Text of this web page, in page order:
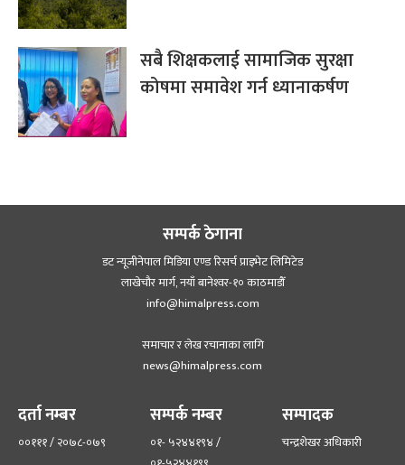
सबै शिक्षकलाई सामाजिक सुरक्षा
कोषमा समावेश गर्न ध्यानाकर्षण
सम्पर्क ठेगाना
डट न्यूजीनेपाल मिडिया एण्ड रिसर्च प्राइभेट लिमिटेड
लाखेचौर मार्ग, नयाँ बानेश्‍वर-१० काठमाडौँ
info@himalpress.com
समाचार र लेख रचानाका लागि
news@himalpress.com
दर्ता नम्बर
००१११ / २०७८-०७९
सम्पर्क नम्बर
०१- ५२४४१९४ /
सम्पादक
चन्द्रशेखर अधिकारी